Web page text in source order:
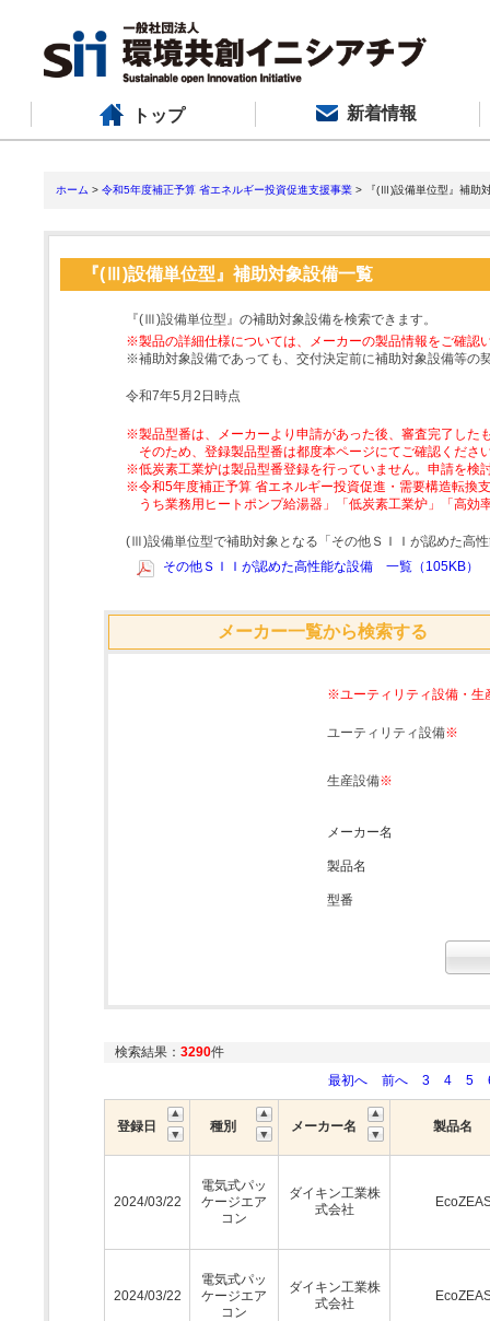
トップ 新着情報
ホーム > 令和5年度補正予算 省エネルギー投資促進支援事業 > 『(Ⅲ)設備単位型』補助
『(Ⅲ)設備単位型』補助対象設備一覧
『(Ⅲ)設備単位型』の補助対象設備を検索できます。
※製品の詳細仕様については、メーカーの製品情報をご確認
※補助対象設備であっても、交付決定前に補助対象設備等の
令和7年5月2日時点
※製品型番は、メーカーより申請があった後、審査完了した
そのため、登録製品型番は都度本ページにてご確認くださ
※低炭素工業炉は製品型番登録を行っていません。申請を検
※令和5年度補正予算 省エネルギー投資促進・需要構造転換
うち業務用ヒートポンプ給湯器」「低炭素工業炉」「高
(Ⅲ)設備単位型で補助対象となる「その他ＳＩＩが認めた高
その他ＳＩＩが認めた高性能な設備 一覧（105KB）
メーカー一覧から検索する
※ユーティリティ設備・生
ユーティリティ設備※
生産設備※
メーカー名
製品名
型番
検索結果： 3290件
最初へ
前へ 3 4 5
登録日 種別 メーカー名 製品名
2024/03/22
電気式パッ
ケージエア
コン
ダイキン工業株
式会社
2024/03/22
電気式パッ
ケージエア
コン
ダイキン工業株
式会社